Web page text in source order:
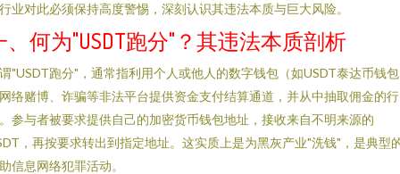
业对此必须保持高度警惕，深刻认识其违法本质与巨大风险。
、何为"USDT跑分"？其违法本质剖析
"USDT跑分"，通常指利用个人或他人的数字钱包（如USDT泰达币钱
络赌博、诈骗等非法平台提供资金支付结算通道，并从中抽取佣金的行
参与者被要求提供自己的加密货币钱包地址，接收来自不明来源的
，再按要求转出到指定地址。这实质上是为黑灰产业"洗钱"，是典型
信息网络犯罪活动。